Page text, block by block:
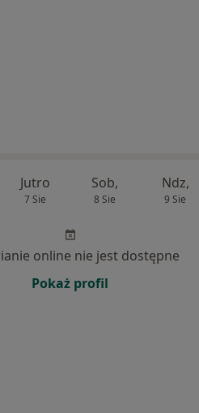
Jutro
7 Sie
Sob,
8 Sie
Ndz,
9 Sie
online nie jest dostępne
Pokaż profil